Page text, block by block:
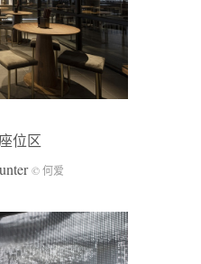
位区
© 何爱